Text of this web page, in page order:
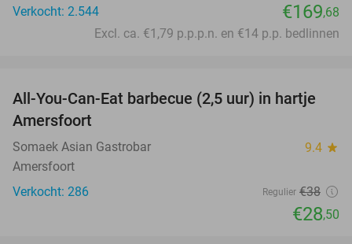
Verkocht: 2.544
€169,68
Excl. ca. €1,79 p.p.p.n. en €14 p.p. bedlinnen
25%
All-You-Can-Eat barbecue (2,5 uur) in hartje
Amersfoort
Somaek Asian Gastrobar 9.4 star
Amersfoort
Verkocht: 286
Regulier €38
€28,50